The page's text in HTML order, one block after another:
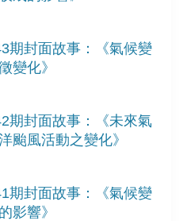
期封面故事：《氣候變
變化》
期封面故事：《未來氣
颱風活動之變化》
期封面故事：《氣候變
影響》